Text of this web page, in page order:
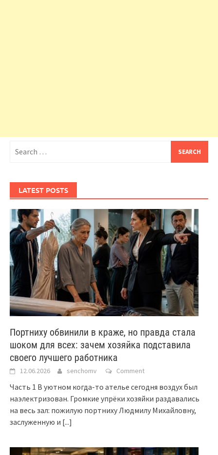
for:
LATEST POSTS
Портниху обвинили в краже, но правда стала
шоком для всех: зачем хозяйка подставила
своего лучшего работника
12.06.2026 senchomv Comment
Часть 1 В уютном когда-то ателье сегодня воздух был
наэлектризован. Громкие упрёки хозяйки раздавались
на весь зал: пожилую портниху Людмилу Михайловну,
заслуженную и [...]